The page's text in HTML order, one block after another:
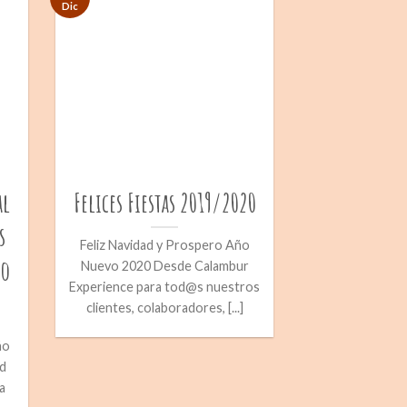
Felices Fiestas 2019/2020
Feliz Navidad y Prospero Año
Nuevo 2020 Desde Calambur
Experience para tod@s nuestros
clientes, colaboradores, [...]
Dic